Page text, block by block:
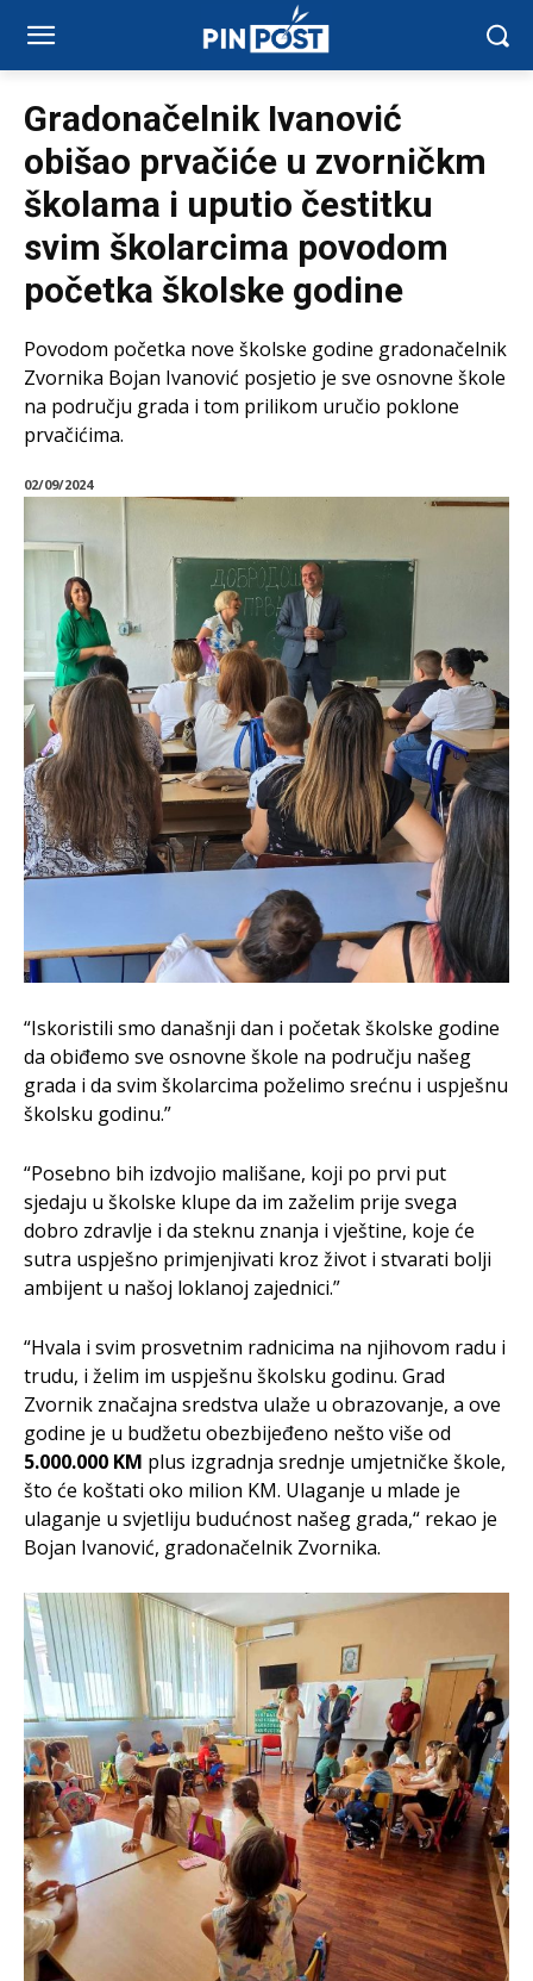
Gradonačelnik Ivanović
obišao prvačiće u zvorničkm
školama i uputio čestitku
svim školarcima povodom
početka školske godine
Povodom početka nove školske godine gradonačelnik
Zvornika Bojan Ivanović posjetio je sve osnovne škole
na području grada i tom prilikom uručio poklone
prvačićima.
02/09/2024
“Iskoristili smo današnji dan i početak školske godine
da obiđemo sve osnovne škole na području našeg
grada i da svim školarcima poželimo srećnu i uspješnu
školsku godinu.”
“Posebno bih izdvojio mališane, koji po prvi put
sjedaju u školske klupe da im zaželim prije svega
dobro zdravlje i da steknu znanja i vještine, koje će
sutra uspješno primjenjivati kroz život i stvarati bolji
ambijent u našoj loklanoj zajednici.”
“Hvala i svim prosvetnim radnicima na njihovom radu i
trudu, i želim im uspješnu školsku godinu. Grad
Zvornik značajna sredstva ulaže u obrazovanje, a ove
godine je u budžetu obezbijeđeno nešto više od
5.000.000 KM plus izgradnja srednje umjetničke škole,
što će koštati oko milion KM. Ulaganje u mlade je
ulaganje u svjetliju budućnost našeg grada,“ rekao je
Bojan Ivanović, gradonačelnik Zvornika.